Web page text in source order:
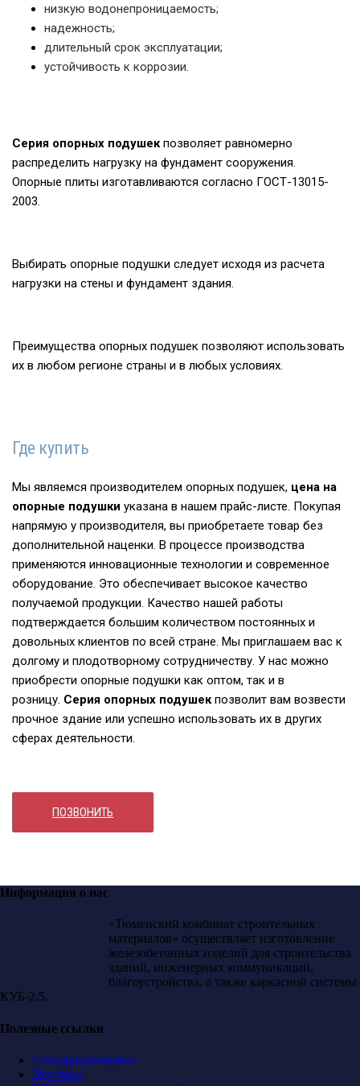
низкую водонепроницаемость;
надежность;
длительный срок эксплуатации;
устойчивость к коррозии.
Серия опорных подушекпозволяет равномерно
распределить нагрузку на фундамент сооружения.
Опорные плиты изготавливаются согласно ГОСТ-13015-
2003.
Выбирать опорные подушки следует исходя из расчета
нагрузки на стены и фундамент здания.
Преимущества опорных подушек позволяют использовать
их в любом регионе страны и в любых условиях.
Где купить
Мы являемся производителем опорных подушек, цена на
опорные подушки указана в нашем прайс-листе. Покупая
напрямую у производителя, вы приобретаете товар без
дополнительной наценки. В процессе производства
применяются инновационные технологии и современное
оборудование. Это обеспечивает высокое качество
получаемой продукции. Качество нашей работы
подтверждается большим количеством постоянных и
довольных клиентов по всей стране. Мы приглашаем вас к
долгому и плодотворному сотрудничеству. У нас можно
приобрести опорные подушки как оптом, так и в
розницу. Серия опорных подушекпозволит вам возвести
прочное здание или успешно использовать их в других
сферах деятельности.
ПОЗВОНИТЬ
Информация о нас
«Тюменский комбинат строительных
материалов» осуществляет изготовление
железобетонных изделий для строительства
зданий, инженерных коммуникаций,
благоустройства, а также каркасной системы
КУБ-2,5.
Полезные ссылки
Спецпредложение
Доставка